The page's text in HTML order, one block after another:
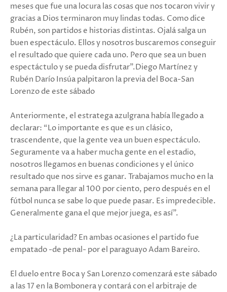
meses que fue una locura las cosas que nos tocaron vivir y
gracias a Dios terminaron muy lindas todas. Como dice
Rubén, son partidos e historias distintas. Ojalá salga un
buen espectáculo. Ellos y nosotros buscaremos conseguir
el resultado que quiere cada uno. Pero que sea un buen
espectáctulo y se pueda disfrutar”.Diego Martínez y
Rubén Darío Insúa palpitaron la previa del Boca-San
Lorenzo de este sábado
Anteriormente, el estratega azulgrana había llegado a
declarar: “Lo importante es que es un clásico,
trascendente, que la gente vea un buen espectáculo.
Seguramente va a haber mucha gente en el estadio,
nosotros llegamos en buenas condiciones y el único
resultado que nos sirve es ganar. Trabajamos mucho en la
semana para llegar al 100 por ciento, pero después en el
fútbol nunca se sabe lo que puede pasar. Es impredecible.
Generalmente gana el que mejor juega, es así”.
¿La particularidad? En ambas ocasiones el partido fue
empatado -de penal- por el paraguayo Adam Bareiro.
El duelo entre Boca y San Lorenzo comenzará este sábado
a las 17 en la Bombonera y contará con el arbitraje de